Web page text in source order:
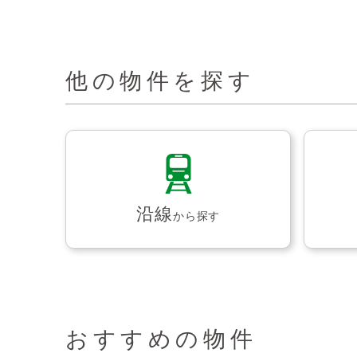
他の物件を探す
沿線から探す
おすすめの物件